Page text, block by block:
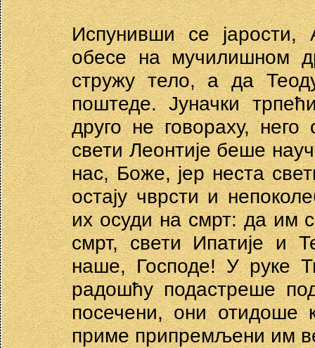
Испунивши се јарости,
обесе на мучилишном
стружу тело, а да
поштеде. Јуначки
друго не говораху,
свети Леонтије беше
нас, Боже, јер неста
остају чврсти и
их осуди на смрт: да им
смрт, свети Ипатије и
наше, Господе! У руке
радошћу подастреше
посечени, они отидоше
приме припремљени им